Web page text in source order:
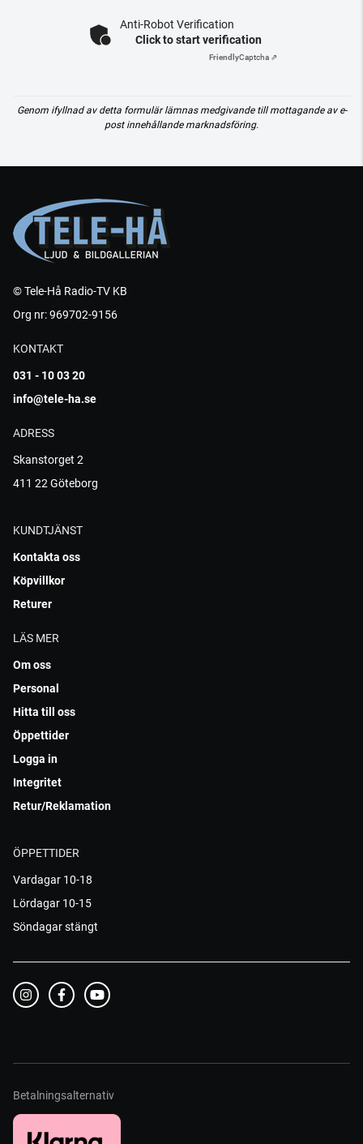
Anti-Robot Verification
Click to start verification
FriendlyCaptcha ⇗
Genom ifyllnad av detta formulär lämnas medgivande till mottagande av e-
post innehållande marknadsföring.
© Tele-Hå Radio-TV KB
Org nr: 969702-9156
KONTAKT
031 - 10 03 20
info@tele-ha.se
ADRESS
Skanstorget 2
411 22 Göteborg
KUNDTJÄNST
Kontakta oss
Köpvillkor
Returer
LÄS MER
Om oss
Personal
Hitta till oss
Öppettider
Logga in
Integritet
Retur/Reklamation
ÖPPETTIDER
Vardagar 10-18
Lördagar 10-15
Söndagar stängt
Betalningsalternativ